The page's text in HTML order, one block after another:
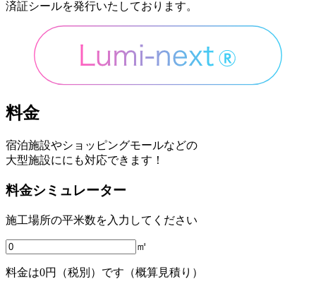
済証シールを発行いたしております。
料金
宿泊施設やショッピングモールなどの
大型施設ににも対応できます！
料金シミュレーター
施工場所の平米数を入力してください
㎡
料金は0円 （税別） です （概算見積り）